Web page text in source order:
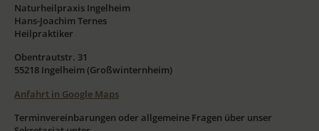
Naturheilpraxis Ingelheim
Hans-Joachim Ternes
Heilpraktiker
Obentrautstr. 31
55218 Ingelheim (Großwinternheim)
Anfahrt in Google Maps
Terminvereinbarungen oder allgemeine Fragen über unser